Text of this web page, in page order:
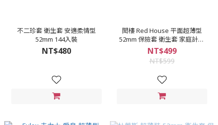
不二珍套 衛生套 安適柔情型
52mm 144入裝
NT$480
閎樓 Red House 平面超薄型
52mm 保險套 衛生套 家庭計畫
144入
NT$499
NT$599